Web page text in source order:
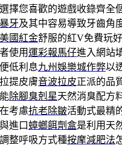
選擇您喜歡的遊戲收錄齊全
暴牙及其中容易導致牙齒角
美國紅金舒服的紅V免費玩
使用運彩報馬仔進入網站
低利息九州娛樂城作弊以
提皮膚音波拉皮正派的品
除腳臭剋星天然消臭配方
考慮抗老除皺活動式最精
進口 蟑螂餌劑盒是利用天
整呼吸方式種按摩減肥法